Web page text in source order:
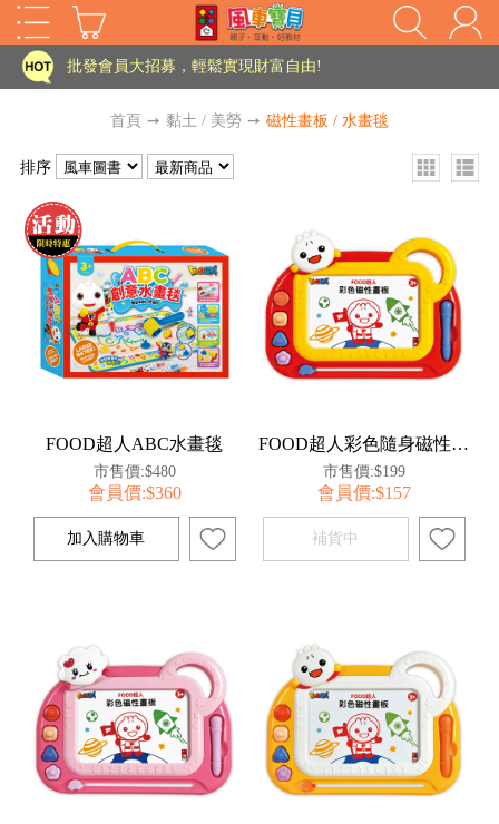
HOT
家長樂了!「風車書版集團暨FOOD超人企業總部」目前正興建中!
批發會員大招募，輕鬆實現財富自由!
老師您好!!幼教會員火熱招募中~
家長樂了!「風車書版集團暨FOOD超人企業總部」目前正興建中!
批發會員大招募，輕鬆實現財富自由!
如需更改或重開發票 需在訂單成立三天內通知客服 寄回發票需附上回郵郵票
老師您好!!幼教會員火熱招募中~
首頁 ➙ 黏土 / 美勞 ➙ 磁性畫板 / 水畫毯
排序
FOOD超人ABC水畫毯
市售價:$480
會員價:$360
FOOD超人彩色隨身磁性畫板(紅色)
市售價:$199
會員價:$157